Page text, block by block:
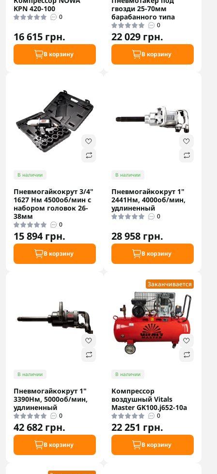
KPN 420-100
0
16 615 грн.
В корзину
гвозди 25-70мм
барабанного типа
0
22 029 грн.
В корзину
В наличии
Пневмогайкокрут 3/4"
1627 Нм 4500об/мин с
набором головок 26-
38мм
0
15 894 грн.
В корзину
В наличии
Пневмогайкокрут 1"
2441Нм, 4000об/мин,
удлиненный
0
28 958 грн.
В корзину
В наличии
Пневмогайкокрут 1"
3390Нм, 5000об/мин,
удлиненный
0
42 682 грн.
В корзину
Заканчивается
В наличии
Компрессор
воздушный Vitals
Master GK100.j652-10a
0
22 251 грн.
В корзину